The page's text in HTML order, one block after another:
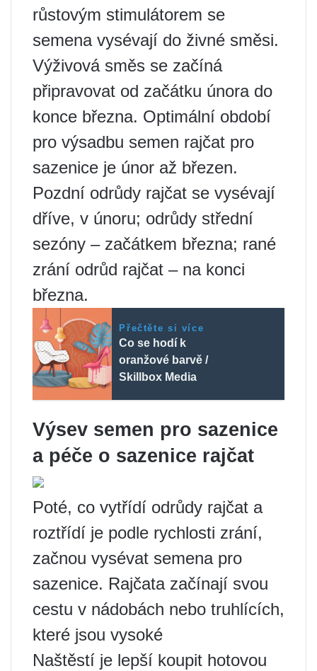
růstovým stimulátorem se
semena vysévají do živné směsi.
Výživová směs se začíná
připravovat od začátku února do
konce března. Optimální období
pro výsadbu semen rajčat pro
sazenice je únor až březen.
Pozdní odrůdy rajčat se vysévají
dříve, v únoru; odrůdy střední
sezóny – začátkem března; rané
zrání odrůd rajčat – na konci
března.
Přečtěte si více
Co se hodí k
oranžové barvě /
Skillbox Media
Výsev semen pro sazenice
a péče o sazenice rajčat
Poté, co vytřídí odrůdy rajčat a
roztřídí je podle rychlosti zrání,
začnou vysévat semena pro
sazenice. Rajčata začínají svou
cestu v nádobách nebo truhlících,
které jsou vysoké
Naštěstí je lepší koupit hotovou